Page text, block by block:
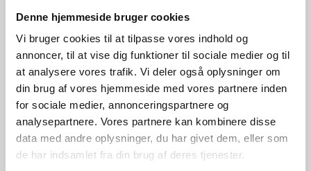
Denne hjemmeside bruger cookies
Vi bruger cookies til at tilpasse vores indhold og
annoncer, til at vise dig funktioner til sociale medier og til
at analysere vores trafik. Vi deler også oplysninger om
din brug af vores hjemmeside med vores partnere inden
for sociale medier, annonceringspartnere og
analysepartnere. Vores partnere kan kombinere disse
data med andre oplysninger, du har givet dem, eller som
de har indsamlet fra din brug af deres tjenester.
12 individuelle danske mesterskaber på kort hæk
og 8 for atletikhold.
Underviser i biologi, fysik/kemi og atletik.
KONTAKT
anders@vies.dk